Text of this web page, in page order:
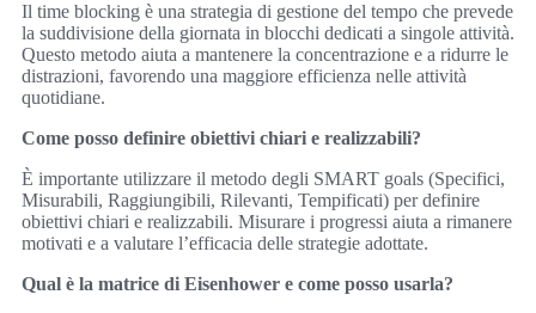
Il time blocking è una strategia di gestione del tempo che prevede
la suddivisione della giornata in blocchi dedicati a singole attività.
Questo metodo aiuta a mantenere la concentrazione e a ridurre le
distrazioni, favorendo una maggiore efficienza nelle attività
quotidiane.
Come posso definire obiettivi chiari e realizzabili?
È importante utilizzare il metodo degli SMART goals (Specifici,
Misurabili, Raggiungibili, Rilevanti, Tempificati) per definire
obiettivi chiari e realizzabili. Misurare i progressi aiuta a rimanere
motivati e a valutare l’efficacia delle strategie adottate.
Qual è la matrice di Eisenhower e come posso usarla?